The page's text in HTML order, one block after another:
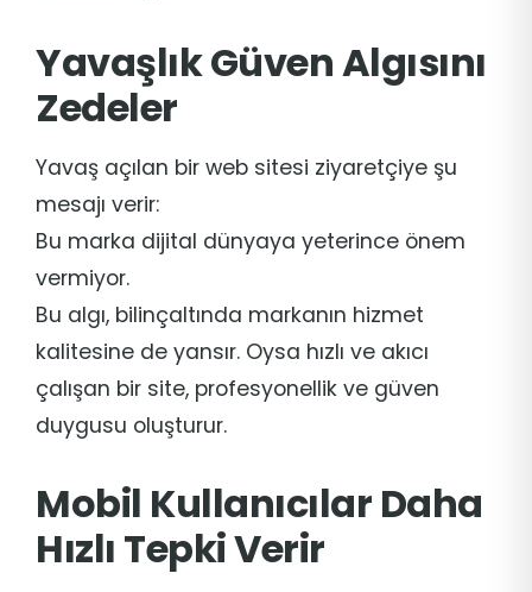
Yavaşlık Güven Algısını
Zedeler
Yavaş açılan bir web sitesi ziyaretçiye şu
mesajı verir:
Bu marka dijital dünyaya yeterince önem
vermiyor.
Bu algı, bilinçaltında markanın hizmet
kalitesine de yansır. Oysa hızlı ve akıcı
çalışan bir site, profesyonellik ve güven
duygusu oluşturur.
Mobil Kullanıcılar Daha
Hızlı Tepki Verir